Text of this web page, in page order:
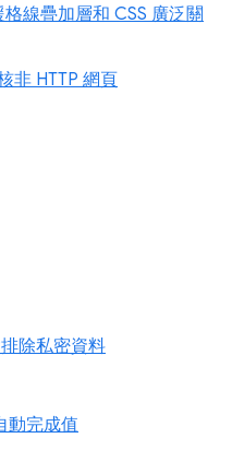
格線疊加層和 CSS 廣泛關
非 HTTP 網頁
除私密資料
動完成值